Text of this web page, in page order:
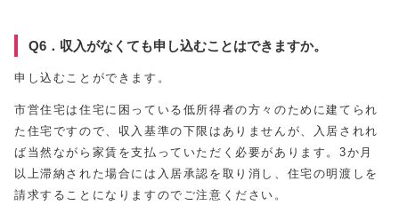
Q6．収入がなくても申し込むことはできますか。
申し込むことができます。
市営住宅は住宅に困っている低所得者の方々のために建てられ
た住宅ですので、収入基準の下限はありませんが、入居されれ
ば当然ながら家賃を支払っていただく必要があります。3か月
以上滞納された場合には入居承認を取り消し、住宅の明渡しを
請求することになりますのでご注意ください。